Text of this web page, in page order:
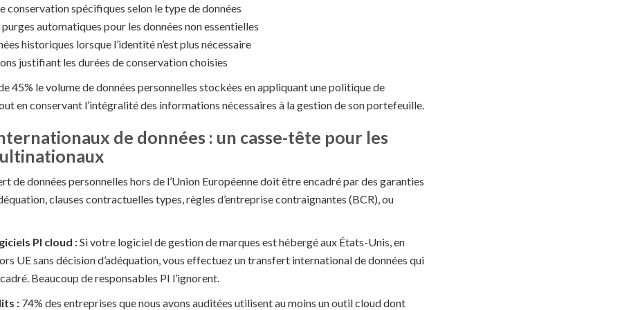
conservation spécifiques selon le type de données
automatiques pour les données non essentielles
historiques lorsque l’identité n’est plus nécessaire
justifiant les durées de conservation choisies
45% le volume de données personnelles stockées en appliquant une politique de
en conservant l’intégralité des informations nécessaires à la gestion de son portefeuille.
de données : un casse-tête pour les
de données personnelles hors de l’Union Européenne doit être encadré par des garanties
clauses contractuelles types, règles d’entreprise contraignantes (BCR), ou
PI cloud :Si votre logiciel de gestion de marques est hébergé aux États-Unis, en
UE sans décision d’adéquation, vous effectuez un transfert international de données qui
Beaucoup de responsables PI l’ignorent.
: 74% des entreprises que nous avons auditées utilisent au moins un outil cloud dont